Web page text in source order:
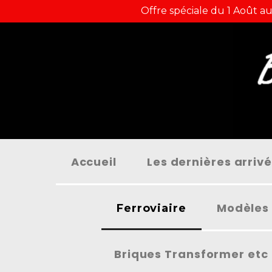
Offre spéciale du 1 Août
Accueil Les dernières
Ferroviaire
Briques Transformer etc